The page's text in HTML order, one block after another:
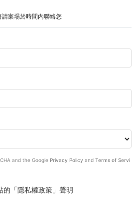
請案場於時間內聯絡您
and the Google Privacy Policy and Terms of Servi
的「隱私權政策」聲明